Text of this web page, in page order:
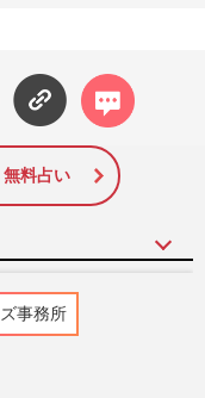
運営する日本のニュ
誌『週刊女性』の誌
ト利用者層にとって
にリライトして配信
コメン
ト
無料占い
・菊池常利の“ア
予想以上の注文
ぶり…
事務所